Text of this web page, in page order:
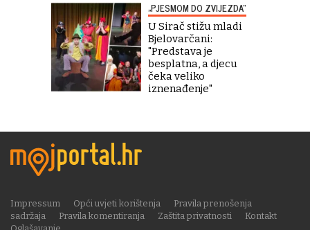
„PJESMOM DO ZVIJEZDA“
U Sirač stižu mladi
Bjelovarčani:
"Predstava je
besplatna, a djecu
čeka veliko
iznenađenje"
Impressum Opći uvjeti korištenja
Pravila prenošenja
sadržaja
Pravila komentiranja Zaštita privatnosti
Kontakt